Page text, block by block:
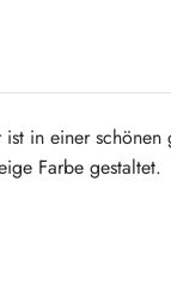
in einer
Farbe gestaltet.